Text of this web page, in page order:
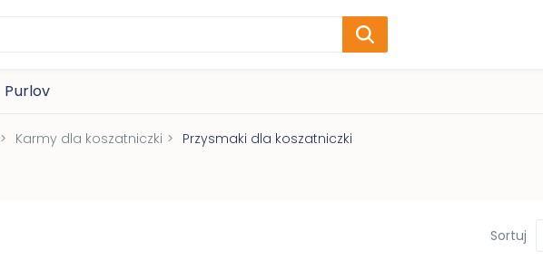
Purlov
> Karmy dla koszatniczki > Przysmaki dla koszatniczki
Sortuj